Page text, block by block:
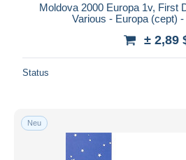
Moldova 2000 Europa 1v, First
Various - Europa (cept)
± 2,89
Status
Neu